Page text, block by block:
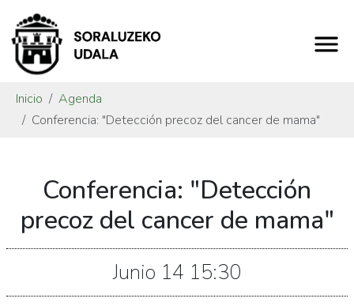
Inicio
Agenda
Conferencia: "Detección precoz del cancer de mama"
deteccion-
del-
cancer-
mama
Conferencia: "Detección
precoz del cancer de mama"
Junio 14 15:30